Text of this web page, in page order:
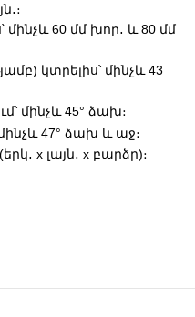
մինչև 60 մմ խոր․ և 80 մմ
կտրելիս՝ մինչև 43
մինչև 45° ձախ։
47° ձախ և աջ։
x լայն․ x բարձր)։